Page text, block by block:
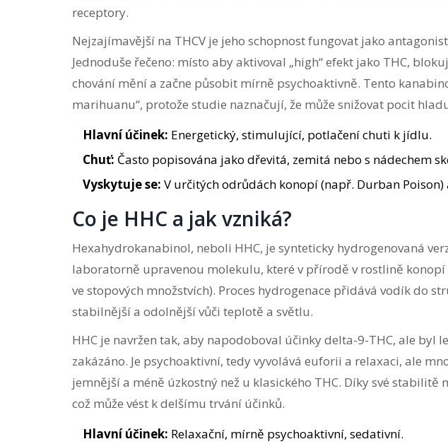
receptory.
Nejzajímavější na THCV je jeho schopnost fungovat jako
Jednoduše řečeno: místo aby aktivoval „high“ efekt jako THC,
chování mění a začne působit mírně psychoaktivně. Tento
marihuanu“, protože studie naznačují, že může snižovat pocit
Hlavní účinek: Energetický, stimulující, potlačení chuti k jídlu.
Chuť: Často popisována jako dřevitá, zemitá nebo s nádechem
Vyskytuje se: V určitých odrůdách konopí (např. Durban Poison)
Co je HHC a jak vzniká?
Hexahydrokanabinol, neboli HHC, je synteticky hydrogenovaná
laboratorně upravenou molekulu, které v přírodě v rostlině
ve stopových množstvích). Proces hydrogenace přidává vodík do
stabilnější a odolnější vůči teplotě a světlu.
HHC je navržen tak, aby napodoboval účinky delta-9-THC, ale byl
zakázáno. Je psychoaktivní, tedy vyvolává euforii a relaxaci, ale
jemnější a méně úzkostný než u klasického THC. Díky své stabilitě
což může vést k delšímu trvání účinků.
Hlavní účinek: Relaxační, mírně psychoaktivní, sedativní.